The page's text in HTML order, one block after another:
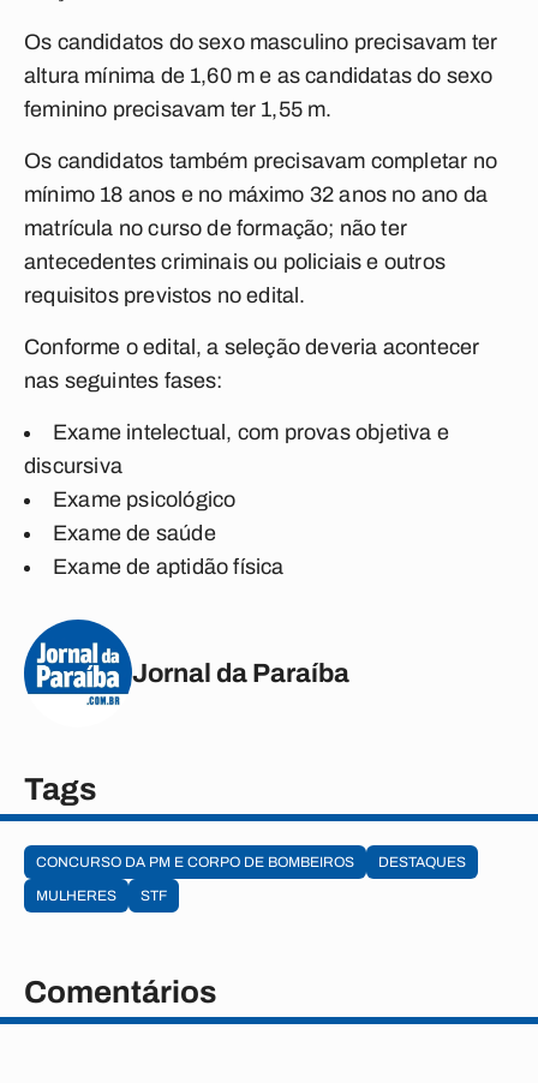
Os candidatos do sexo masculino precisavam ter
altura mínima de 1,60 m e as candidatas do sexo
feminino precisavam ter 1,55 m.
Os candidatos também precisavam completar no
mínimo 18 anos e no máximo 32 anos no ano da
matrícula no curso de formação; não ter
antecedentes criminais ou policiais e outros
requisitos previstos no edital.
Conforme o edital, a seleção deveria acontecer
nas seguintes fases:
Exame intelectual, com provas objetiva e
discursiva
Exame psicológico
Exame de saúde
Exame de aptidão física
Jornal da Paraíba
Tags
CONCURSO DA PM E CORPO DE BOMBEIROS
DESTAQUES
MULHERES
STF
Comentários